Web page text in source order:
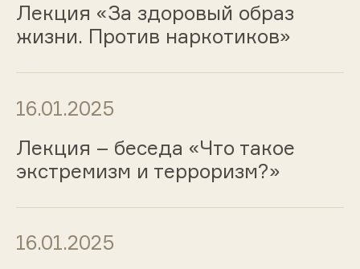
Лекция «За здоровый образ
жизни. Против наркотиков»
16.01.2025
Лекция – беседа «Что такое
экстремизм и терроризм?»
16.01.2025